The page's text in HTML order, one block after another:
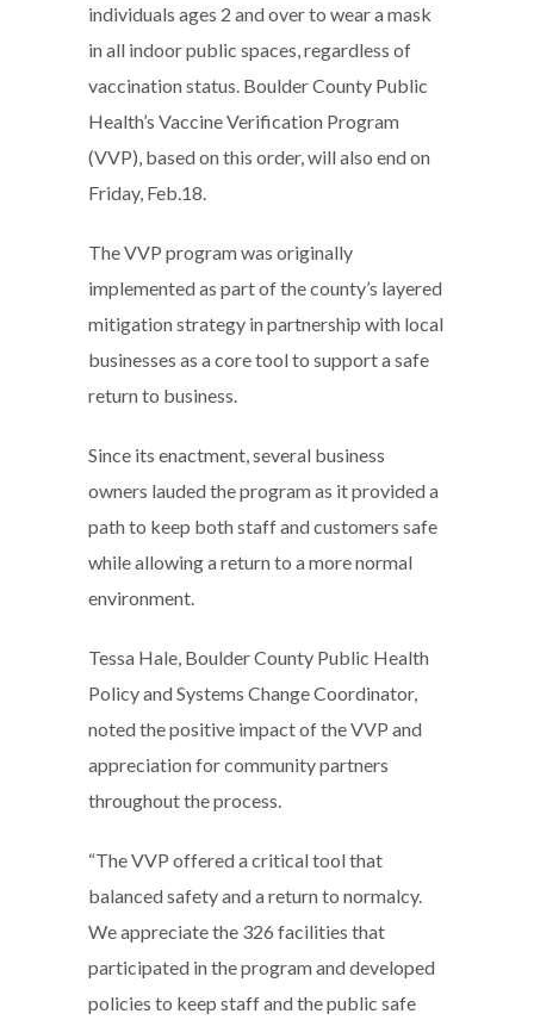
individuals ages 2 and over to wear a mask
in all indoor public spaces, regardless of
vaccination status. Boulder County Public
Health’s Vaccine Verification Program
(VVP), based on this order, will also end on
Friday, Feb.18.
The VVP program was originally
implemented as part of the county’s layered
mitigation strategy in partnership with local
businesses as a core tool to support a safe
return to business.
Since its enactment, several business
owners lauded the program as it provided a
path to keep both staff and customers safe
while allowing a return to a more normal
environment.
Tessa Hale, Boulder County Public Health
Policy and Systems Change Coordinator,
noted the positive impact of the VVP and
appreciation for community partners
throughout the process.
“The VVP offered a critical tool that
balanced safety and a return to normalcy.
We appreciate the 326 facilities that
participated in the program and developed
policies to keep staff and the public safe